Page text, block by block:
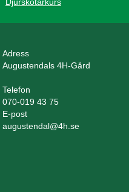
Adress
Augustendals 4H-Gård
Telefon
070-019 43 75
E-post
augustendal@4h.se